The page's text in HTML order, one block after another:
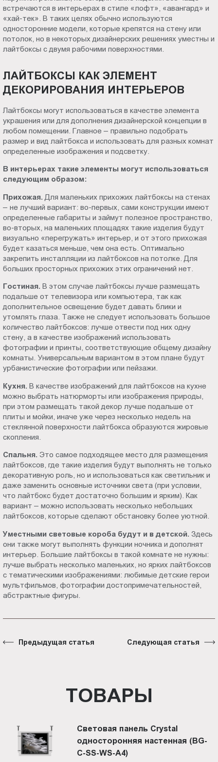
встречаются в интерьерах в стиле «лофт», «авангард» и
«хай-тек». В таких целях обычно используются
односторонние модели, которые крепятся на стену или
потолок, но в некоторых дизайнерских решениях уместны и
лайтбоксы с двумя рабочими поверхностями.
ЛАЙТБОКСЫ КАК ЭЛЕМЕНТ
ДЕКОРИРОВАНИЯ ИНТЕРЬЕРОВ
Лайтбоксы могут использоваться в качестве элемента
украшения или для дополнения дизайнерской концепции в
любом помещении. Главное – правильно подобрать
размер и вид лайтбокса и использовать для разных комнат
определенные изображения и подсветку.
В интерьерах такие элементы могут использоваться
следующим образом:
Прихожая.Для маленьких прихожих лайтбоксы на стенах
– не лучший вариант: во-первых, сами конструкции имеют
определенные габариты и займут полезное пространство,
во-вторых, на маленьких площадях такие изделия будут
визуально «перегружать» интерьер, и от этого прихожая
будет казаться меньше, чем она есть. Оптимально
закрепить инсталляции из лайтбоксов на потолке. Для
больших просторных прихожих этих ограничений нет.
Гостиная.В этом случае лайтбоксы лучше размещать
подальше от телевизора или компьютера, так как
дополнительное освещение будет давать блики и
утомлять глаза. Также не следует использовать большое
количество лайтбоксов: лучше отвести под них одну
стену, а в качестве изображений использовать
фотографии и принты, соответствующие общему дизайну
комнаты. Универсальным вариантом в этом плане будут
урбанистические фотографии или пейзажи.
Кухня.В качестве изображений для лайтбоксов на кухне
можно выбрать натюрморты или изображения природы,
при этом размещать такой декор лучше подальше от
плиты и мойки, иначе уже через несколько недель на
стеклянной поверхности лайтбокса образуются жировые
скопления.
Спальня. Это самое подходящее место для размещения
лайтбоксов, где такие изделия будут выполнять не только
декоративную роль, но и использоваться как светильник и
даже заменить основные источники света (при условии,
что лайтбокс будет достаточно большим и ярким). Как
вариант – можно использовать несколько небольших
лайтбоксов, которые сделают обстановку более уютной.
Уместными световые короба будут и в детской. Здесь
они также могут выполнять функции ночника и дополнят
интерьер. Большие лайтбоксы в такой комнате не нужны:
лучше выбрать несколько маленьких, но ярких лайтбоксов
с тематическими изображениями: любимые детские герои
мультфильмов, фотографии достопримечательностей,
абстрактные фигуры.
Предыдущая статья Следующая статья
ТОВАРЫ
Световая панель Crystal
односторонняя настенная (BG-
C-SS-WS-A4)
Пт.:
9.00-
18.00
Сб.,